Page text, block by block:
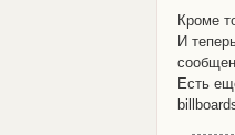
Кроме
И
Есть